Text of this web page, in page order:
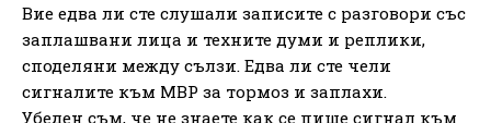
Вие едва ли сте слушали записите с разговори със
заплашвани лица и техните думи и реплики,
споделяни между сълзи. Едва ли сте чели
сигналите към МВР за тормоз и заплахи.
Убеден съм, че не знаете как се пише сигнал към